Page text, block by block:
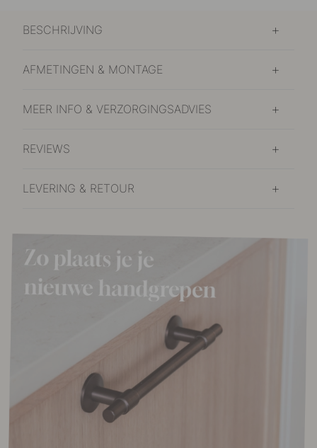
BESCHRIJVING
AFMETINGEN & MONTAGE
MEER INFO & VERZORGINGSADVIES
REVIEWS
LEVERING & RETOUR